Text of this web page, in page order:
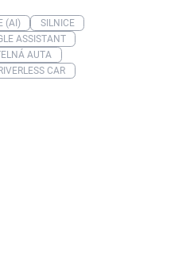
(AI)
SILNICE
ASSISTANT
AUTA
CAR